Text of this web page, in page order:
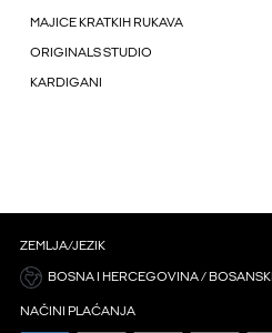
MAJICE KRATKIH RUKAVA
ORIGINALS STUDIO
KARDIGANI
ZEMLJA/JEZIK
BOSNA I HERCEGOVINA / BOSANSKI
NAČINI PLAĆANJA